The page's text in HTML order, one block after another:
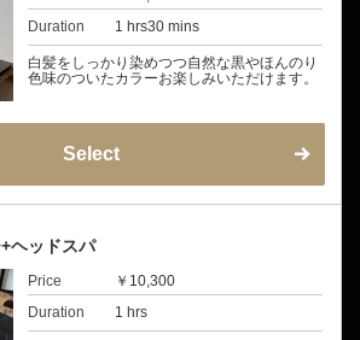
Duration
1 hrs30 mins
白髪をしっかり染めつつ自然な黒やほんのり
色味のついたカラーお楽しみいただけます。
Select
ヘッドスパ
Price
￥10,300
Duration
1 hrs